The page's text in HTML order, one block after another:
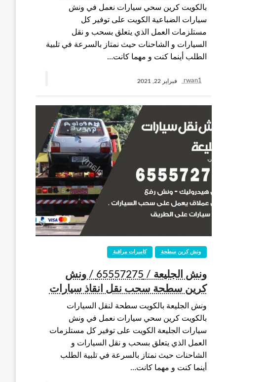
بالكويت كرين سحي سيارات نعمل في ونش
سيارات الضباعية الكويت على توفير كل
مستلزمات العمل الذي يتعلق بسحب و نقل
السيارات و الشاحنات حيث نمتاز بالسرعة في تلبية
الطلب أينما كنت و مهما كانت…
rwan1 فبراير 22, 2021
كاميرات مراقبة ونش كرين سطحة
ونش الجليعة / 65557275 / ونش
كرين سطحة سحب نقل انقاذ سيارات
ونش الجليعة بالكويت سطحة لنقل السيارات
بالكويت كرين سحي سيارات نعمل في ونش
سيارات الجليعة الكويت على توفير كل مستلزمات
العمل الذي يتعلق بسحب و نقل السيارات و
الشاحنات حيث نمتاز بالسرعة في تلبية الطلب
أينما كنت و مهما كانت…